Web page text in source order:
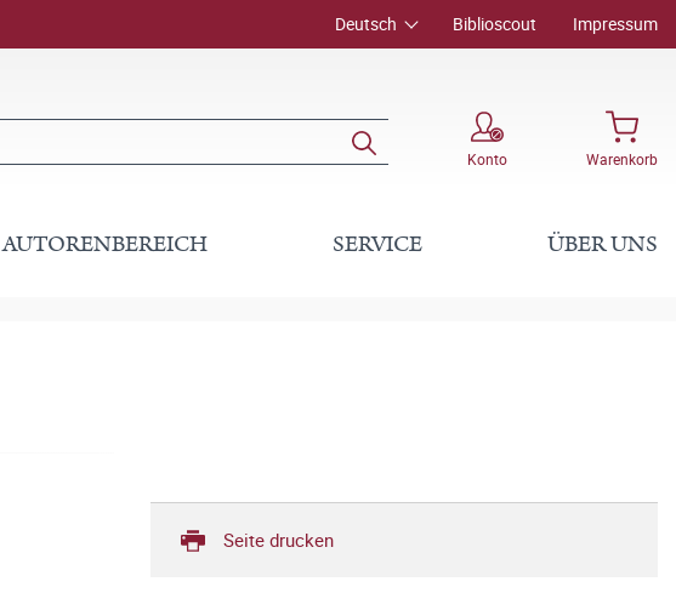
Deutsch Biblioscout Impressum
Konto Warenkorb
AUTORENBEREICH SERVICE ÜBER UNS
Seite drucken